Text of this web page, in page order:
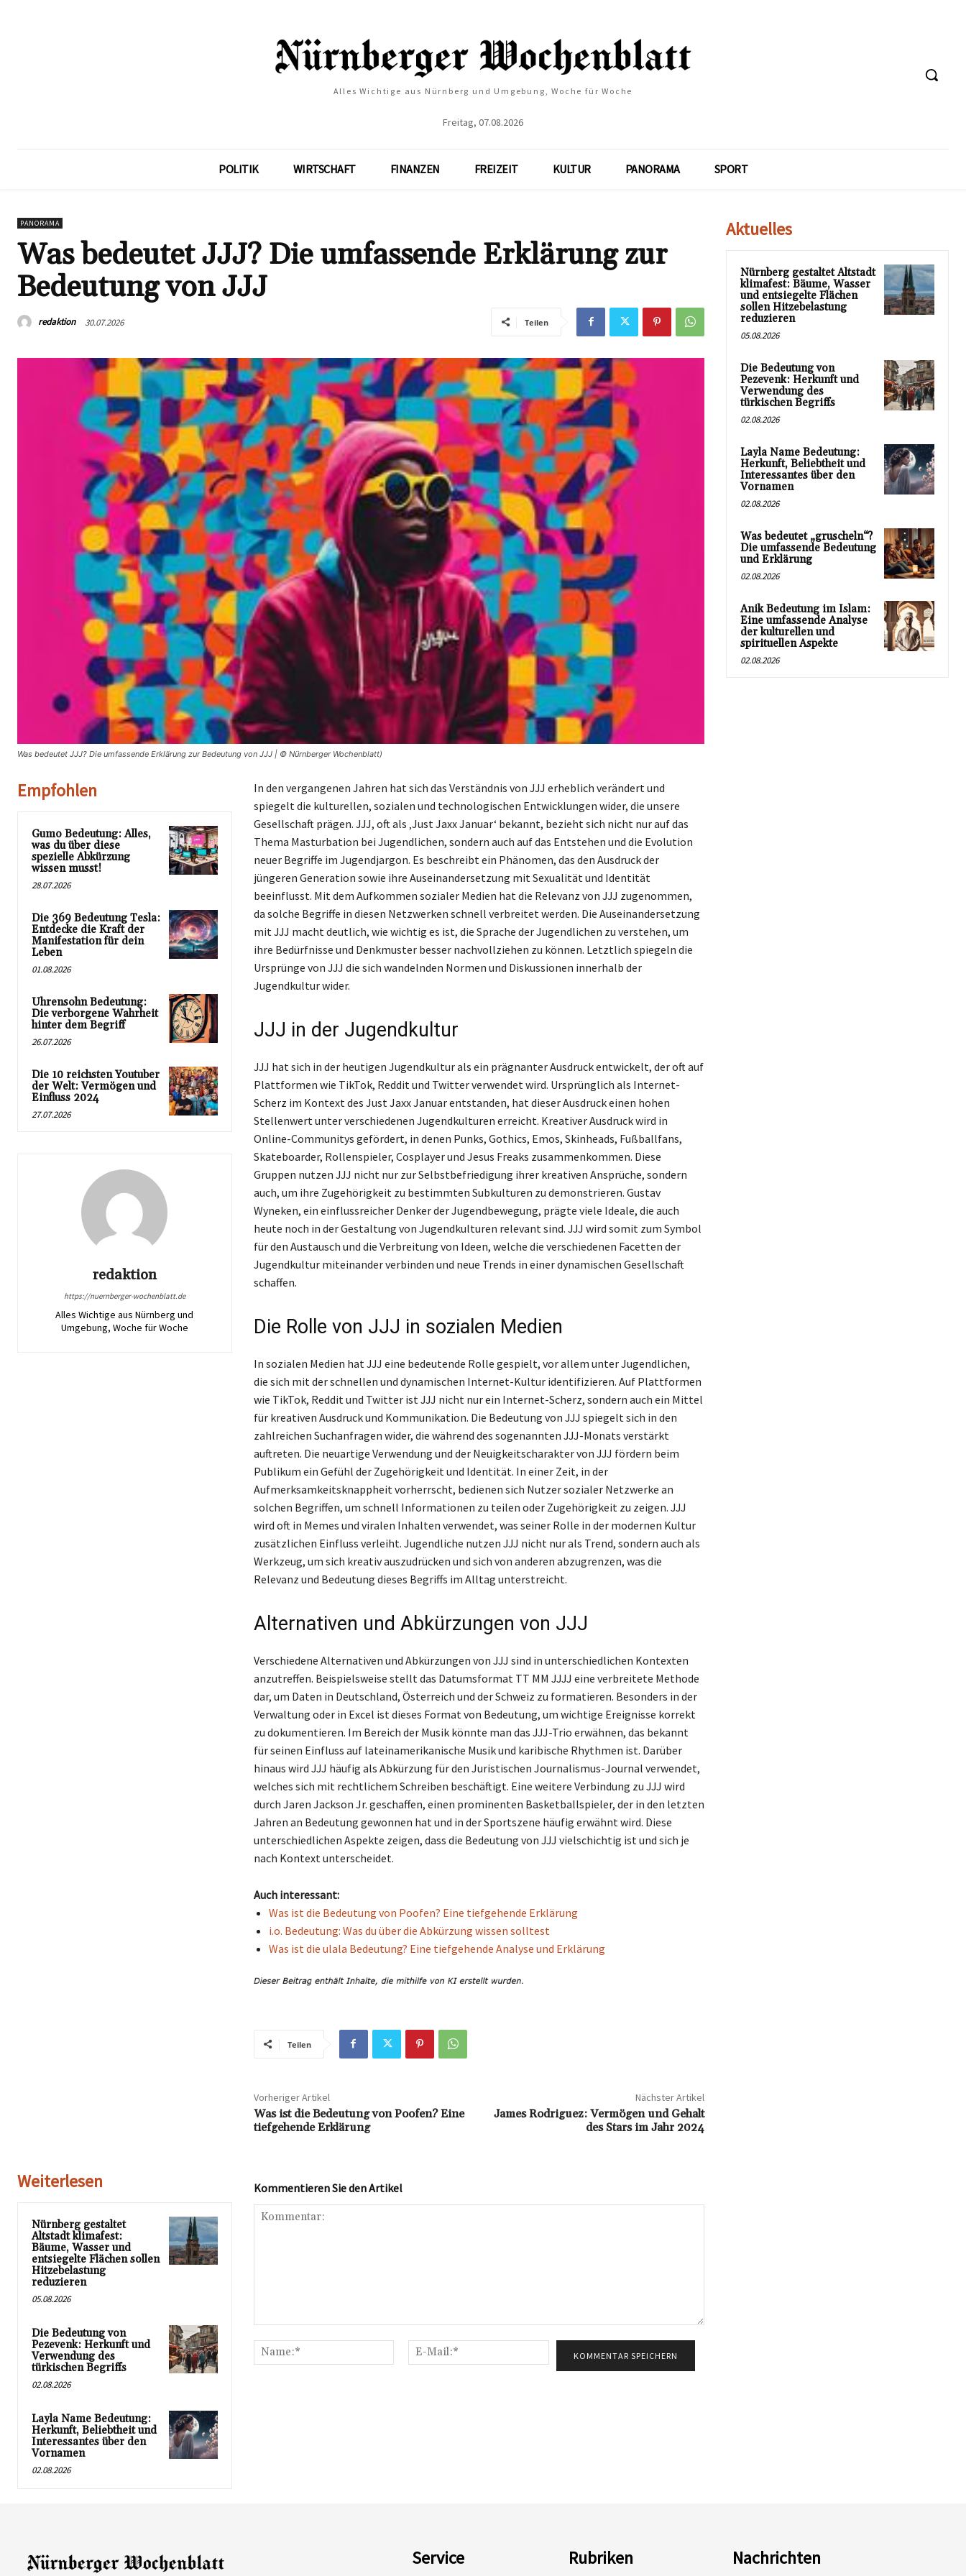
Alles Wichtige aus Nürnberg und Umgebung, Woche für Woche
Freitag, 07.08.2026
POLITIK WIRTSCHAFT FINANZEN FREIZEIT KULTUR PANORAMA SPORT
PANORAMA
Was bedeutet JJJ? Die umfassende Erklärung zur
Bedeutung von JJJ
redaktion 30.07.2026 Teilen
Was bedeutet JJJ? Die umfassende Erklärung zur Bedeutung von JJJ | © Nürnberger Wochenblatt)
Empfohlen
Gumo Bedeutung: Alles,
was du über diese
spezielle Abkürzung
wissen musst!
28.07.2026
Die 369 Bedeutung Tesla:
Entdecke die Kraft der
Manifestation für dein
Leben
01.08.2026
Uhrensohn Bedeutung:
Die verborgene Wahrheit
hinter dem Begriff
26.07.2026
Die 10 reichsten Youtuber
der Welt: Vermögen und
Einfluss 2024
27.07.2026
redaktion
https://nuernberger-wochenblatt.de
Alles Wichtige aus Nürnberg und
Umgebung, Woche für Woche
In den vergangenen Jahren hat sich das Verständnis von JJJ erheblich verändert und
spiegelt die kulturellen, sozialen und technologischen Entwicklungen wider, die unsere
Gesellschaft prägen. JJJ, oft als ‚Just Jaxx Januar‘ bekannt, bezieht sich nicht nur auf das
Thema Masturbation bei Jugendlichen, sondern auch auf das Entstehen und die Evolution
neuer Begriffe im Jugendjargon. Es beschreibt ein Phänomen, das den Ausdruck der
jüngeren Generation sowie ihre Auseinandersetzung mit Sexualität und Identität
beeinflusst. Mit dem Aufkommen sozialer Medien hat die Relevanz von JJJ zugenommen,
da solche Begriffe in diesen Netzwerken schnell verbreitet werden. Die Auseinandersetzung
mit JJJ macht deutlich, wie wichtig es ist, die Sprache der Jugendlichen zu verstehen, um
ihre Bedürfnisse und Denkmuster besser nachvollziehen zu können. Letztlich spiegeln die
Ursprünge von JJJ die sich wandelnden Normen und Diskussionen innerhalb der
Jugendkultur wider.
JJJ in der Jugendkultur
JJJ hat sich in der heutigen Jugendkultur als ein prägnanter Ausdruck entwickelt, der oft auf
Plattformen wie TikTok, Reddit und Twitter verwendet wird. Ursprünglich als Internet-
Scherz im Kontext des Just Jaxx Januar entstanden, hat dieser Ausdruck einen hohen
Stellenwert unter verschiedenen Jugendkulturen erreicht. Kreativer Ausdruck wird in
Online-Communitys gefördert, in denen Punks, Gothics, Emos, Skinheads, Fußballfans,
Skateboarder, Rollenspieler, Cosplayer und Jesus Freaks zusammenkommen. Diese
Gruppen nutzen JJJ nicht nur zur Selbstbefriedigung ihrer kreativen Ansprüche, sondern
auch, um ihre Zugehörigkeit zu bestimmten Subkulturen zu demonstrieren. Gustav
Wyneken, ein einflussreicher Denker der Jugendbewegung, prägte viele Ideale, die auch
heute noch in der Gestaltung von Jugendkulturen relevant sind. JJJ wird somit zum Symbol
für den Austausch und die Verbreitung von Ideen, welche die verschiedenen Facetten der
Jugendkultur miteinander verbinden und neue Trends in einer dynamischen Gesellschaft
schaffen.
Die Rolle von JJJ in sozialen Medien
In sozialen Medien hat JJJ eine bedeutende Rolle gespielt, vor allem unter Jugendlichen,
die sich mit der schnellen und dynamischen Internet-Kultur identifizieren. Auf Plattformen
wie TikTok, Reddit und Twitter ist JJJ nicht nur ein Internet-Scherz, sondern auch ein Mittel
für kreativen Ausdruck und Kommunikation. Die Bedeutung von JJJ spiegelt sich in den
zahlreichen Suchanfragen wider, die während des sogenannten JJJ-Monats verstärkt
auftreten. Die neuartige Verwendung und der Neuigkeitscharakter von JJJ fördern beim
Publikum ein Gefühl der Zugehörigkeit und Identität. In einer Zeit, in der
Aufmerksamkeitsknappheit vorherrscht, bedienen sich Nutzer sozialer Netzwerke an
solchen Begriffen, um schnell Informationen zu teilen oder Zugehörigkeit zu zeigen. JJJ
wird oft in Memes und viralen Inhalten verwendet, was seiner Rolle in der modernen Kultur
zusätzlichen Einfluss verleiht. Jugendliche nutzen JJJ nicht nur als Trend, sondern auch als
Werkzeug, um sich kreativ auszudrücken und sich von anderen abzugrenzen, was die
Relevanz und Bedeutung dieses Begriffs im Alltag unterstreicht.
Alternativen und Abkürzungen von JJJ
Verschiedene Alternativen und Abkürzungen von JJJ sind in unterschiedlichen Kontexten
anzutreffen. Beispielsweise stellt das Datumsformat TT MM JJJJ eine verbreitete Methode
dar, um Daten in Deutschland, Österreich und der Schweiz zu formatieren. Besonders in der
Verwaltung oder in Excel ist dieses Format von Bedeutung, um wichtige Ereignisse korrekt
zu dokumentieren. Im Bereich der Musik könnte man das JJJ-Trio erwähnen, das bekannt
für seinen Einfluss auf lateinamerikanische Musik und karibische Rhythmen ist. Darüber
hinaus wird JJJ häufig als Abkürzung für den Juristischen Journalismus-Journal verwendet,
welches sich mit rechtlichem Schreiben beschäftigt. Eine weitere Verbindung zu JJJ wird
durch Jaren Jackson Jr. geschaffen, einen prominenten Basketballspieler, der in den letzten
Jahren an Bedeutung gewonnen hat und in der Sportszene häufig erwähnt wird. Diese
unterschiedlichen Aspekte zeigen, dass die Bedeutung von JJJ vielschichtig ist und sich je
nach Kontext unterscheidet.
Auch interessant:
Was ist die Bedeutung von Poofen? Eine tiefgehende Erklärung
i.o. Bedeutung: Was du über die Abkürzung wissen solltest
Was ist die ulala Bedeutung? Eine tiefgehende Analyse und Erklärung
Teilen
Vorheriger Artikel
Was ist die Bedeutung von Poofen? Eine
tiefgehende Erklärung
Nächster Artikel
James Rodriguez: Vermögen und Gehalt
des Stars im Jahr 2024
Weiterlesen
Nürnberg gestaltet
Altstadt klimafest:
Bäume, Wasser und
entsiegelte Flächen sollen
Hitzebelastung
reduzieren
05.08.2026
Die Bedeutung von
Pezevenk: Herkunft und
Verwendung des
türkischen Begriffs
02.08.2026
Layla Name Bedeutung:
Herkunft, Beliebtheit und
Interessantes über den
Vornamen
02.08.2026
Kommentieren Sie den Artikel
Name:*
Mail:*
Aktuelles
Nürnberg gestaltet Altstadt
klimafest: Bäume, Wasser
und entsiegelte Flächen
sollen Hitzebelastung
reduzieren
05.08.2026
Die Bedeutung von
Pezevenk: Herkunft und
Verwendung des
türkischen Begriffs
02.08.2026
Layla Name Bedeutung:
Herkunft, Beliebtheit und
Interessantes über den
Vornamen
02.08.2026
Was bedeutet „gruscheln“?
Die umfassende Bedeutung
und Erklärung
02.08.2026
Anik Bedeutung im Islam:
Eine umfassende Analyse
der kulturellen und
spirituellen Aspekte
02.08.2026
Service Rubriken Nachrichten